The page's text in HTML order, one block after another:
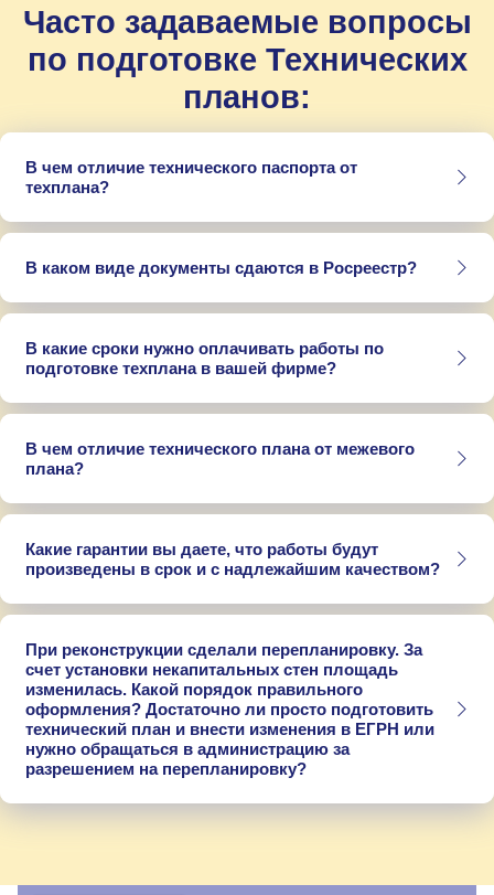
Часто задаваемые вопросы
по подготовке Технических
планов:
В чем отличие технического паспорта от
техплана?
В каком виде документы сдаются в Росреестр?
В какие сроки нужно оплачивать работы по
подготовке техплана в вашей фирме?
В чем отличие технического плана от межевого
плана?
Какие гарантии вы даете, что работы будут
произведены в срок и с надлежайшим качеством?
При реконструкции сделали перепланировку. За
счет установки некапитальных стен площадь
изменилась. Какой порядок правильного
оформления? Достаточно ли просто подготовить
технический план и внести изменения в ЕГРН или
нужно обращаться в администрацию за
разрешением на перепланировку?